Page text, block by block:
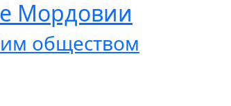
Мордовии
обществом